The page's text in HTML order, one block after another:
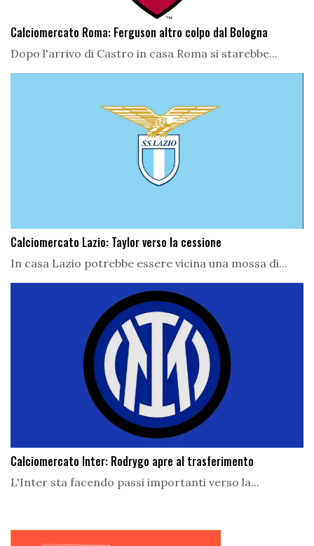
Calciomercato Roma: Ferguson altro colpo dal Bologna
Dopo l'arrivo di Castro in casa Roma si starebbe...
Calciomercato Lazio: Taylor verso la cessione
In casa Lazio potrebbe essere vicina una mossa di...
Calciomercato Inter: Rodrygo apre al trasferimento
L'Inter sta facendo passi importanti verso la...